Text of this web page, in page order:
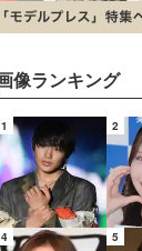
像ランキング
1 2
4 5